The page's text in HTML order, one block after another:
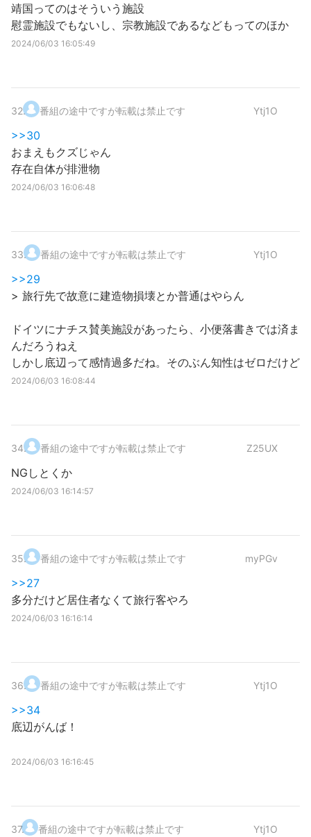
靖国ってのはそういう施設
慰霊施設でもないし、宗教施設であるなどもってのほか
2024/06/03 16:05:49
32. 番組の途中ですが転載は禁止です Ytj1O
>>30
おまえもクズじゃん
存在自体が排泄物
2024/06/03 16:06:48
33. 番組の途中ですが転載は禁止です Ytj1O
>>29
> 旅行先で故意に建造物損壊とか普通はやらん
ドイツにナチス賛美施設があったら、小便落書きでは済ま
んだろうねえ
しかし底辺って感情過多だね。そのぶん知性はゼロだけど
2024/06/03 16:08:44
34. 番組の途中ですが転載は禁止です Z25UX
NGしとくか
2024/06/03 16:14:57
35. 番組の途中ですが転載は禁止です myPGv
>>27
多分だけど居住者なくて旅行客やろ
2024/06/03 16:16:14
36. 番組の途中ですが転載は禁止です Ytj1O
>>34
底辺がんば！
2024/06/03 16:16:45
37. 番組の途中ですが転載は禁止です Ytj1O